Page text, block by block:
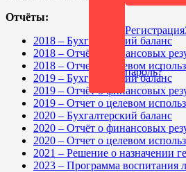
Регистрация
пароль?
Отчёты:
2018 – Бухгалтерский баланс
2018 – Отчёт о финансовых
2018 – Отчет о целевом
2019 – Бухгалтерский баланс
2019 – Отчёт о финансовых
2019 – Отчет о целевом
2020 – Бухгалтерский баланс
2020 – Отчёт о финансовых
2020 – Отчет о целевом
2021 – Решение о назначении
2023 – Программа воспитания